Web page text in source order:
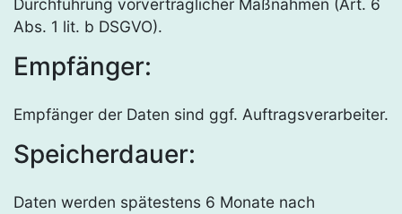
Durchführung vorvertraglicher Maßnahmen (Art. 6
Abs. 1 lit. b DSGVO).
Empfänger:
Empfänger der Daten sind ggf. Auftragsverarbeiter.
Speicherdauer:
Daten werden spätestens 6 Monate nach